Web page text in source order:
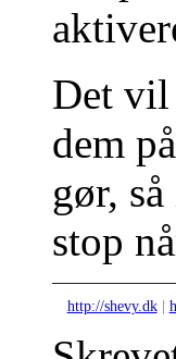
Det vil
dem
gør,
stop
http://shevy.dk|